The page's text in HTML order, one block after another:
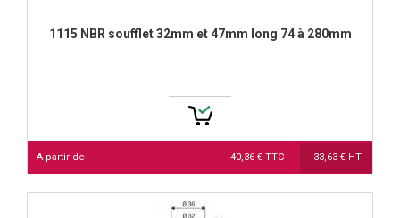
1115 NBR soufflet 32mm et 47mm long 74 à 280mm
A partir de 40,36 € TTC 33,63 € HT